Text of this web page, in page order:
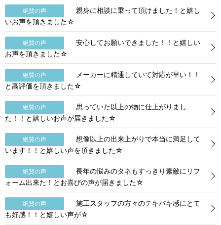
絶賛の声
親身に相談に乗って頂けました！と嬉し
いお声を頂きました☆
絶賛の声
安心してお願いできました！！と嬉しい
お声を頂きました☆
絶賛の声
メーカーに精通していて対応が早い！！
と高評価を頂きました☆
絶賛の声
思っていた以上の物に仕上がりまし
た！！と嬉しいお声が届きました☆
絶賛の声
想像以上の出来上がりで本当に満足して
います！！と嬉しい声を頂きました☆
絶賛の声
長年の悩みのタネもすっきり素敵にリフ
ォーム出来た！とお喜びの声が届きました☆
絶賛の声
施工スタッフの方々のテキパキ感にとて
も好感！！と嬉しい声が☆